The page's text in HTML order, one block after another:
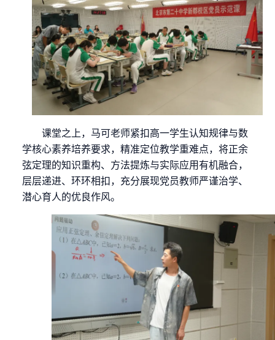
课堂之上，马可老师紧扣高一学生认知规律与数
学核心素养培养要求，精准定位教学重难点，将正余
弦定理的知识重构、方法提炼与实际应用有机融合，
层层递进、环环相扣，充分展现党员教师严谨治学、
潜心育人的优良作风。